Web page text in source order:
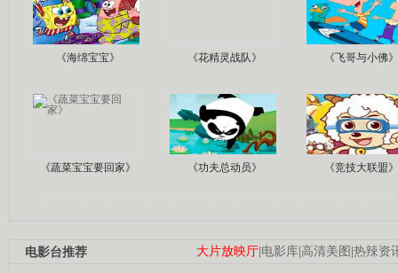
《海绵宝宝》 《花精灵战队》 《飞哥与小佛》
《蔬菜宝宝要回家》 《功夫总动员》 《竞技大联盟》
大片放映厅|电影库|高清美图 |热辣资
电影台推荐